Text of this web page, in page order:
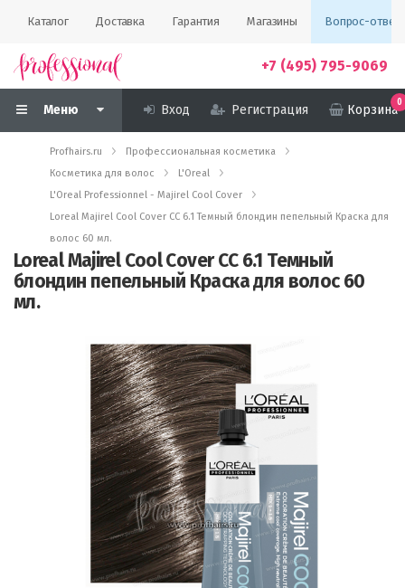
Каталог Доставка Гарантия Магазины Вопрос-ответ
+7 (495) 795-9069
Меню Вход Регистрация Корзина
0
Profhairs.ru
Профессиональная косметика
Косметика для волос
L'Oreal
L'Oreal Professionnel - Majirel Cool Cover
Loreal Majirel Cool Cover СС 6.1 Темный блондин пепельный Краска для
волос 60 мл.
Loreal Majirel Cool Cover СС 6.1 Темный
блондин пепельный Краска для волос 60
мл.